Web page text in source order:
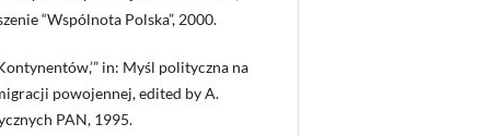
“Wspólnota Polska”, 2000.
in: Myśl polityczna na
powojennej, edited by A.
PAN, 1995.